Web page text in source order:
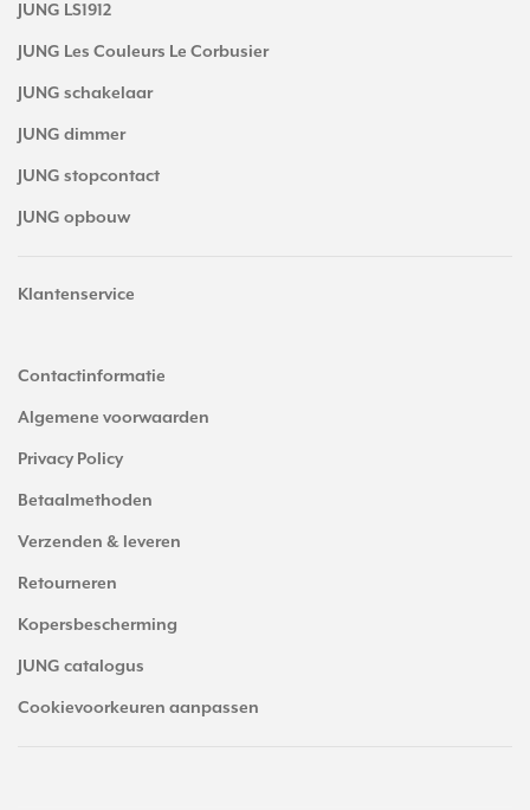
JUNG LS1912
JUNG Les Couleurs Le Corbusier
JUNG schakelaar
JUNG dimmer
JUNG stopcontact
JUNG opbouw
Klantenservice
Contactinformatie
Algemene voorwaarden
Privacy Policy
Betaalmethoden
Verzenden & leveren
Retourneren
Kopersbescherming
JUNG catalogus
Cookievoorkeuren aanpassen